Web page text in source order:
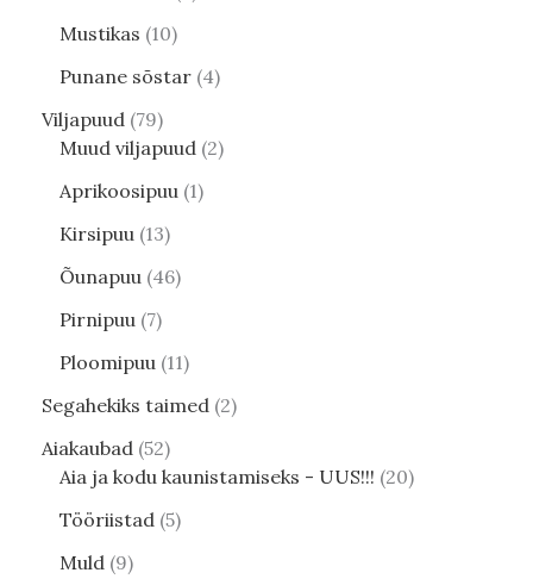
Mustikas 10
Punane sõstar 4
Viljapuud 79
Muud viljapuud 2
Aprikoosipuu 1
Kirsipuu 13
Õunapuu 46
Pirnipuu 7
Ploomipuu 11
Segahekiks taimed 2
Aiakaubad 52
Aia ja kodu kaunistamiseks - UUS!!! 20
Tööriistad 5
Muld 9